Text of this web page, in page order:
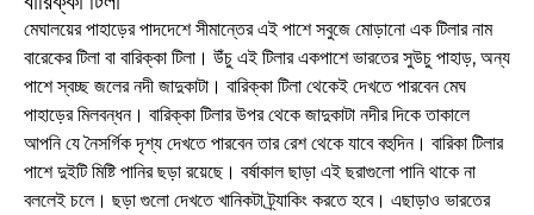
মেঘালয়ের পাহাড়ের পাদদেশে সীমান্তের এই পাশে সবুজে মোড়ানো এক টিলার নাম
বারেকের টিলা বা বারিক্কা টিলা। উঁচু এই টিলার একপাশে ভারতের সুউচু পাহাড়, অন্য
পাশে স্বচ্ছ জলের নদী জাদুকাটা। বারিক্কা টিলা থেকেই দেখতে পারবেন মেঘ
পাহাড়ের মিলবন্ধন। বারিক্কা টিলার উপর থেকে জাদুকাটা নদীর দিকে তাকালে
আপনি যে নৈসর্গিক দৃশ্য দেখতে পারবেন তার রেশ থেকে যাবে বহুদিন। বারিকা টিলার
পাশে দুইটি মিষ্টি পানির ছড়া রয়েছে। বর্ষাকাল ছাড়া এই ছরাগুলো পানি থাকে না
বললেই চলে। ছড়া গুলো দেখতে খানিকটা ট্র্যাকিং করতে হবে। এছাড়াও ভারতের